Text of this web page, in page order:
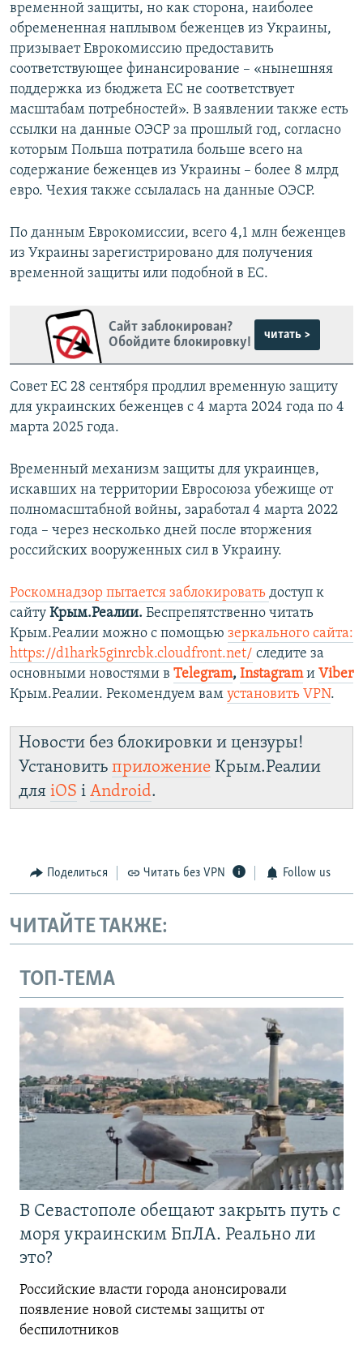
временной защиты, но как сторона, наиболее
обремененная наплывом беженцев из Украины,
призывает Еврокомиссию предоставить
соответствующее финансирование – «нынешняя
поддержка из бюджета ЕС не соответствует
масштабам потребностей». В заявлении также есть
ссылки на данные ОЭСР за прошлый год, согласно
которым Польша потратила больше всего на
содержание беженцев из Украины – более 8 млрд
евро. Чехия также ссылалась на данные ОЭСР.
По данным Еврокомиссии, всего 4,1 млн беженцев
из Украины зарегистрировано для получения
временной защиты или подобной в ЕС.
Сайт заблокирован?
Обойдите блокировку!
читать >
Совет ЕС 28 сентября продлил временную защиту
для украинских беженцев с 4 марта 2024 года по 4
марта 2025 года.
Временный механизм защиты для украинцев,
искавших на территории Евросоюза убежище от
полномасштабной войны, заработал 4 марта 2022
года – через несколько дней после вторжения
российских вооруженных сил в Украину.
Роскомнадзор пытается заблокировать доступ к
сайту Крым.Реалии. Беспрепятственно читать
Крым.Реалии можно с помощью зеркального сайта:
https://d1hark5ginrcbk.cloudfront.net/ следите за
основными новостями в Telegram, Instagramи Viber
Крым.Реалии. Рекомендуем вам установить VPN.
Новости без блокировки и цензуры!
Установить приложение Крым.Реалии
для iOS і Android.
Поделиться Читать без VPN Follow us
ЧИТАЙТЕ ТАКЖЕ:
ТОП-ТЕМА
В Севастополе обещают закрыть путь с
моря украинским БпЛА. Реально ли
это?
Российские власти города анонсировали
появление новой системы защиты от
беспилотников